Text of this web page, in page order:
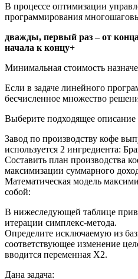
В процессе оптимизации
программирования
дважды, первый раз – от
начала к концу+
Минимальная стоимость
Если в задаче линейного
бесчисленное множество
Выберите подходящее
Завод по производству кофе
используется 2 ингредиента:
Составить план производства
максимизации суммарного
Математическая модель
собой:
В нижеследующей таблице
итерации симплекс-метода.
Определите исключаемую из
соответствующее изменение
вводится переменная Х2.
Дана задача: